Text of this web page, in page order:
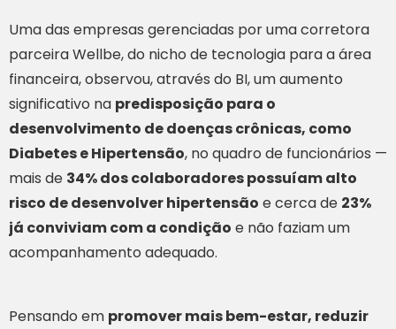
Uma das empresas gerenciadas por uma corretora
parceira Wellbe, do nicho de tecnologia para a área
financeira, observou, através do BI, um aumento
significativo na predisposição para o
desenvolvimento de doenças crônicas, como
Diabetes e Hipertensão, no quadro de funcionários —
mais de 34% dos colaboradores possuíam alto
risco de desenvolver hipertensão e cerca de 23%
já conviviam com a condição e não faziam um
acompanhamento adequado.
Pensando em promover mais bem-estar, reduzir